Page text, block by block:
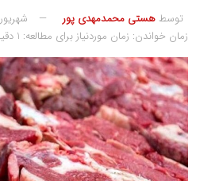
توسط هستی محمدمهدی پور
شهریور ۷, ۱۴۰۳
زمان خواندن: زمان موردنیاز برای مطالعه: 1 دقیقه